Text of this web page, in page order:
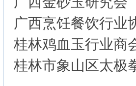
广西烹饪餐饮行业
桂林鸡血玉行业商
桂林市象山区太极